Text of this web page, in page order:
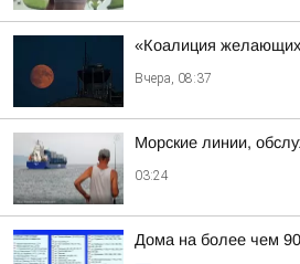
«Коалиция
Вчера, 08:37
Морские линии,
03:24
Дома на более чем 90